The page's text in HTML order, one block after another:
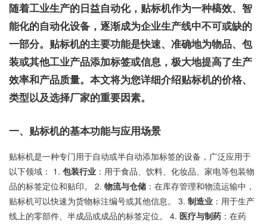
随着工业生产的日益自动化，贴标机作为一种槁效、智
能化的自动化设备，逐渐成为企业生产线中不可或缺的
一部分。贴标机的主要功能是快速、准确地为物品、包
装或其他工业产品添加标签或信息，极大地提高了生产
效率和产品质量。本文将为您详细介绍贴标机的价格、
类型以及选择厂家的重要因素。
一、贴标机的基本功能与应用场景
贴标机是一种专门用于自动或半自动添加标签的设备，广泛应用于
以下领域： 1. 包装行业 ：用于食品、饮料、化妆品、家电等包装物
品的标签定位和贴印。 2. 物流与仓储 ：在库存管理和物流运输中，
贴标机可以快速为货物标注编号或其他信息。 3. 制造业 ：用于生产
线上的零部件、半成品或成品的标签定位。 4. 医疗与制药 ：在药